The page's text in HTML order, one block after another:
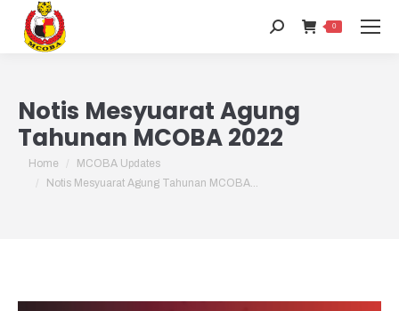
Search: 0
Notis Mesyuarat Agung
Tahunan MCOBA 2022
You are here:
Home
MCOBA Updates
Notis Mesyuarat Agung Tahunan MCOBA…